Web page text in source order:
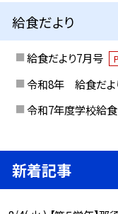
給食だより
給食だより7月号
令和8年 給食だよ
令和7年度学校給
新着記事